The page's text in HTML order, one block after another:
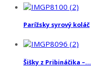
Parížsky syrový koláč
Šišky z Pribináčika –...